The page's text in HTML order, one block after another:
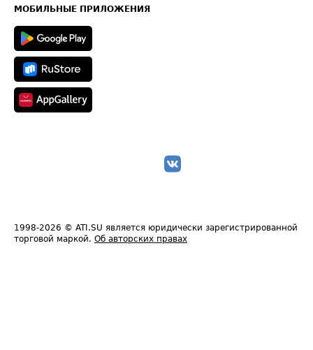
Техническая информация
МОБИЛЬНЫЕ ПРИЛОЖЕНИЯ
1998-2026 © ATI.SU является юридически зарегистрированной
торговой маркой. Об авторских правах